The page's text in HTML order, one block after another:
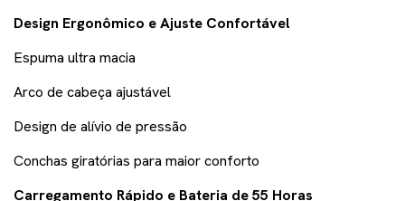
Design Ergonômico e Ajuste Confortável
Espuma ultra macia
Arco de cabeça ajustável
Design de alívio de pressão
Conchas giratórias para maior conforto
Carregamento Rápido e Bateria de 55 Horas